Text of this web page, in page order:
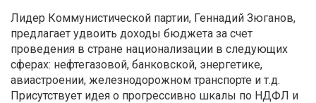
Лидер Коммунистической партии, Геннадий Зюганов,
предлагает удвоить доходы бюджета за счет
проведения в стране национализации в следующих
сферах: нефтегазовой, банковской, энергетике,
авиастроении, железнодорожном транспорте и т.д.
Присутствует идея о прогрессивно шкалы по НДФЛ и